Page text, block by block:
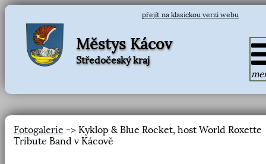
přejít na klasickou verzi webu
Městys Kácov
Středočeský kraj
Fotogalerie -> Kyklop & Blue Rocket, host World Roxette
Tribute Band v Kácově